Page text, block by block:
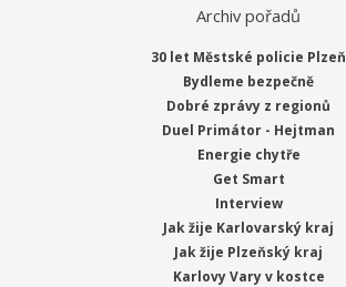
Archiv pořadů
30 let Městské policie Plzeň
Bydleme bezpečně
Dobré zprávy z regionů
Duel Primátor - Hejtman
Energie chytře
Get Smart
Interview
Jak žije Karlovarský kraj
Jak žije Plzeňský kraj
Karlovy Vary v kostce